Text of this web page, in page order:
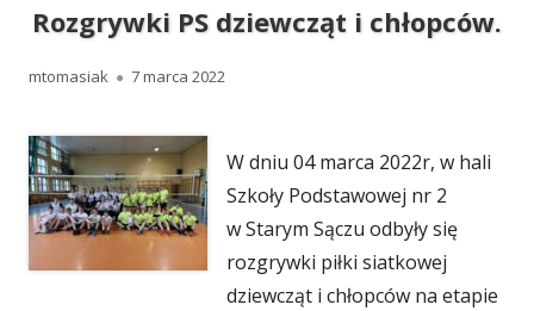
Rozgrywki PS dziewcząt i chłopców.
Autor
mtomasiak Opublikowano
7 marca 2022
W dniu 04 marca 2022r, w hali
Szkoły Podstawowej nr 2
w Starym Sączu odbyły się
rozgrywki piłki siatkowej
dziewcząt i chłopców na etapie